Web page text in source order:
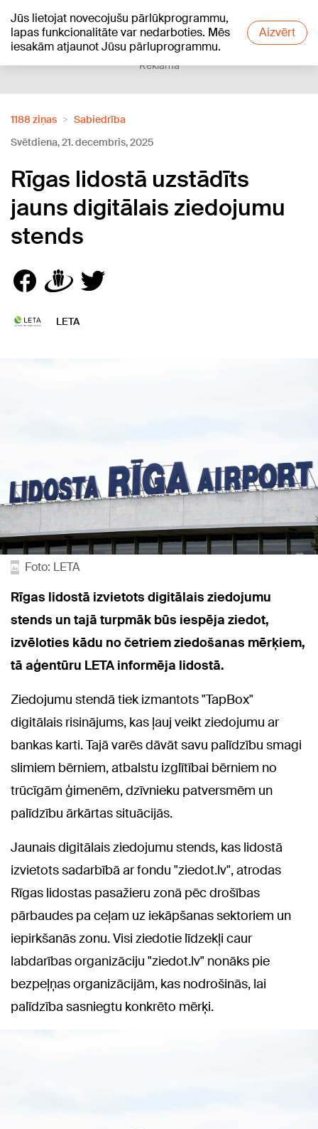
Jūs lietojat novecojušu pārlūkprogrammu,
lapas funkcionalitāte var nedarboties. Mēs
iesakām atjaunot Jūsu pārluprogrammu.
Aizvērt
+16°C
Reklāma
1188 ziņas
Sabiedrība
Svētdiena, 21. decembris, 2025
Rīgas lidostā uzstādīts
jauns digitālais ziedojumu
stends
LETA
Foto: LETA
Rīgas lidostā izvietots digitālais ziedojumu
stends un tajā turpmāk būs iespēja ziedot,
izvēloties kādu no četriem ziedošanas mērķiem,
tā aģentūru LETA informēja lidostā.
Ziedojumu stendā tiek izmantots "TapBox"
digitālais risinājums, kas ļauj veikt ziedojumu ar
bankas karti. Tajā varēs dāvāt savu palīdzību smagi
slimiem bērniem, atbalstu izglītībai bērniem no
trūcīgām ģimenēm, dzīvnieku patversmēm un
palīdzību ārkārtas situācijās.
Jaunais digitālais ziedojumu stends, kas lidostā
izvietots sadarbībā ar fondu "ziedot.lv", atrodas
Rīgas lidostas pasažieru zonā pēc drošības
pārbaudes pa ceļam uz iekāpšanas sektoriem un
iepirkšanās zonu. Visi ziedotie līdzekļi caur
labdarības organizāciju "ziedot.lv" nonāks pie
bezpeļņas organizācijām, kas nodrošinās, lai
palīdzība sasniegtu konkrēto mērķi.